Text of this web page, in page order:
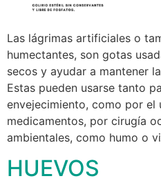
Las lágrimas artificiales o
humectantes, son gotas
secos y ayudar a mantener
Estas pueden usarse tanto
envejecimiento, como por el
medicamentos, por cirugía
ambientales, como humo o
HUEVOS